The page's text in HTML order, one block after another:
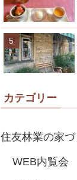
カテゴリー
住友林業の家づ
WEB内覧会